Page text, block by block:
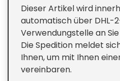
Dieser Artikel wird
automatisch über DHL-
Verwendungstelle an
Die Spedition meldet
Ihnen, um mit Ihnen
vereinbaren.